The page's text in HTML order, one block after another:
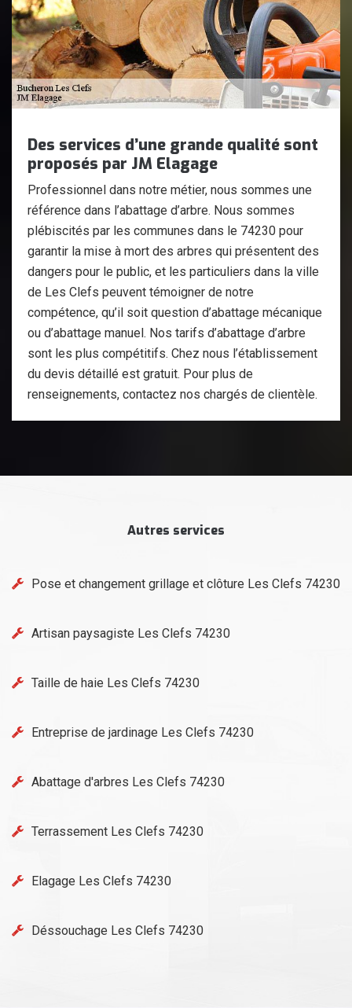
Des services d’une grande qualité sont
proposés par JM Elagage
Professionnel dans notre métier, nous sommes une
référence dans l’abattage d’arbre. Nous sommes
plébiscités par les communes dans le 74230 pour
garantir la mise à mort des arbres qui présentent des
dangers pour le public, et les particuliers dans la ville
de Les Clefs peuvent témoigner de notre
compétence, qu’il soit question d’abattage mécanique
ou d’abattage manuel. Nos tarifs d’abattage d’arbre
sont les plus compétitifs. Chez nous l’établissement
du devis détaillé est gratuit. Pour plus de
renseignements, contactez nos chargés de clientèle.
Autres services
Pose et changement grillage et clôture Les Clefs 74230
Artisan paysagiste Les Clefs 74230
Taille de haie Les Clefs 74230
Entreprise de jardinage Les Clefs 74230
Abattage d'arbres Les Clefs 74230
Terrassement Les Clefs 74230
Elagage Les Clefs 74230
Déssouchage Les Clefs 74230